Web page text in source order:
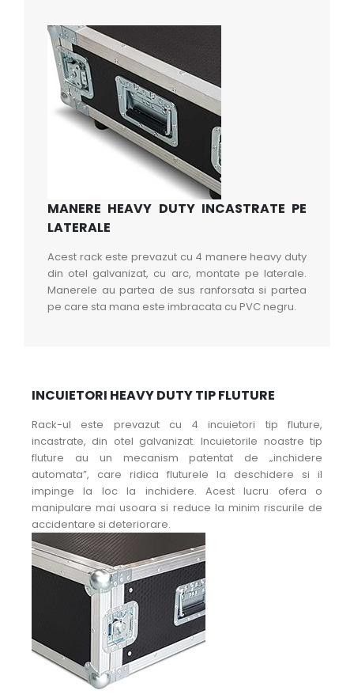
MANERE HEAVY DUTY INCASTRATE PE
LATERALE
Acest rack este prevazut cu 4 manere heavy duty
din otel galvanizat, cu arc, montate pe laterale.
Manerele au partea de sus ranforsata si partea
pe care sta mana este imbracata cu PVC negru.
INCUIETORI HEAVY DUTY TIP FLUTURE
Rack-ul este prevazut cu 4 incuietori tip fluture,
incastrate, din otel galvanizat. Incuietorile noastre tip
fluture au un mecanism patentat de „inchidere
automata”, care ridica fluturele la deschidere si il
impinge la loc la inchidere. Acest lucru ofera o
manipulare mai usoara si reduce la minim riscurile de
accidentare si deteriorare.